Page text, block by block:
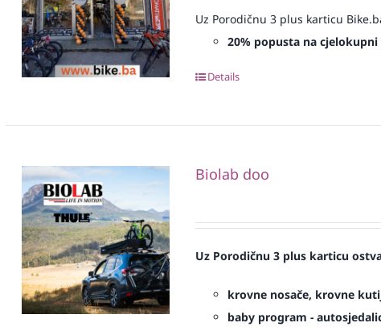
Uz Porodičnu 3 plus karticu
20% popusta na
Details
Biolab doo
Uz Porodičnu 3 plus karticu
krovne nosače, krovne
baby program -